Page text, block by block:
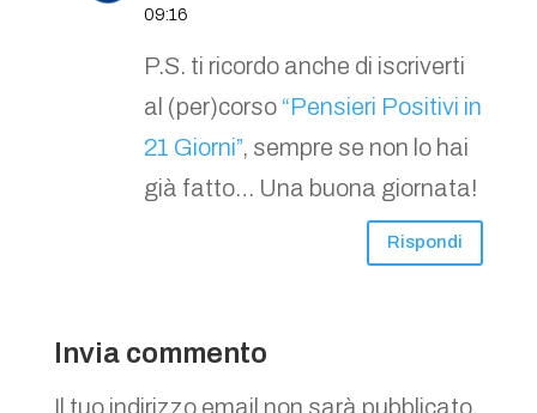
09:16
P.S. ti ricordo anche di iscriverti
al (per)corso “Pensieri Positivi in
21 Giorni”, sempre se non lo hai
già fatto… Una buona giornata!
Rispondi
Invia commento
Il tuo indirizzo email non sarà pubblicato.